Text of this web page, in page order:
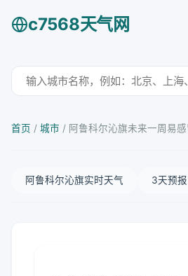
c7568天气网
首页 / 城市 / 阿鲁科尔沁旗未来一周易
阿鲁科尔沁旗实时天气 3天预报